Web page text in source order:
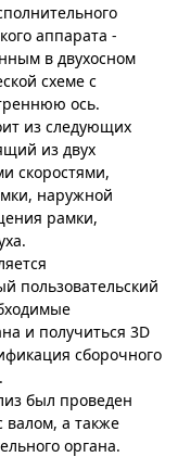
аппарата -
в двухосном
схеме с
ось.
из следующих
из двух
скоростями,
наружной
рамки,
пользовательский
и получиться 3D
сборочного
был проведен
валом, а также
органа.